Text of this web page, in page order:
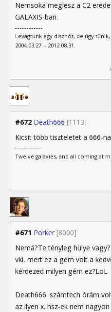
Nemsoká meglesz a C2
GALAXIS-ban.
Levágtunk egy disznót, de úgy
2004.03.27. - 2012.08.31.
#672 Death666 [1113]
Kicsit több tiszteletet a 666-
Twelve galaxies, and all coming at
#671 Porker [8000]
Nemá?Te tényleg hülye
vki, mert ez a gém volt a
kérdezed milyen gém ez?LoL
Death666: számtech órám
az ilyen x. hsz-ek nem